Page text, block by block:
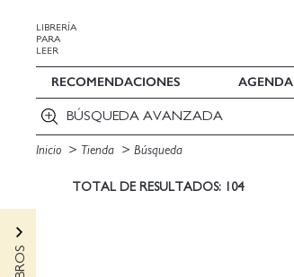
LIBRERÍA
PARA
LEER
RECOMENDACIONES AGENDA
BÚSQUEDA AVANZADA
Inicio Tienda Búsqueda
TOTAL DE RESULTADOS: 104